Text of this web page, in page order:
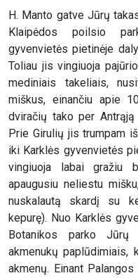
H. Manto gatve Jūrų
Klaipėdos poilsio
gyvenvietės pietinėje
Toliau jis vingiuoja
mediniais takeliais,
miškus, einančiu apie
dviračių tako per
Prie Girulių jis trumpam
iki Karklės gyvenvietės
vingiuoja labai gražiu
apaugusiu neliestu
nuskalautą skardį su
kepurę). Nuo Karklės
Botanikos parko
akmenukų
akmenų. Einant